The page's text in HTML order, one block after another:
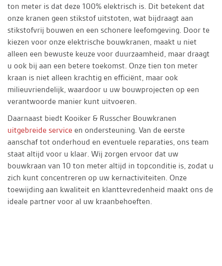
ton meter is dat deze 100% elektrisch is. Dit betekent dat
onze kranen geen stikstof uitstoten, wat bijdraagt aan
stikstofvrij bouwen en een schonere leefomgeving. Door te
kiezen voor onze elektrische bouwkranen, maakt u niet
alleen een bewuste keuze voor duurzaamheid, maar draagt
u ook bij aan een betere toekomst. Onze tien ton meter
kraan is niet alleen krachtig en efficiënt, maar ook
milieuvriendelijk, waardoor u uw bouwprojecten op een
verantwoorde manier kunt uitvoeren.
Daarnaast biedt Kooiker & Russcher Bouwkranen
uitgebreide service en ondersteuning. Van de eerste
aanschaf tot onderhoud en eventuele reparaties, ons team
staat altijd voor u klaar. Wij zorgen ervoor dat uw
bouwkraan van 10 ton meter altijd in topconditie is, zodat u
zich kunt concentreren op uw kernactiviteiten. Onze
toewijding aan kwaliteit en klanttevredenheid maakt ons de
ideale partner voor al uw kraanbehoeften.